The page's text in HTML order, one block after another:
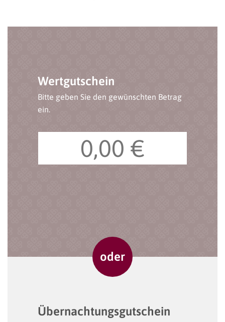
Wertgutschein
Bitte geben Sie den gewünschten Betrag
ein.
Übernachtungsgutschein